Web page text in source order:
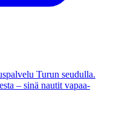
Turun seudulla.
– sinä nautit vapaa-